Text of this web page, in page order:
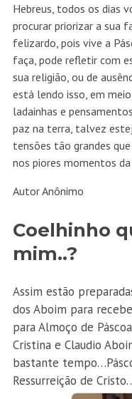
Hebreus, todos os dias
procurar priorizar a sua
felizardo, pois vive a
faça, pode refletir com
sua religião, ou de
está lendo isso, em
ladainhas e
paz na terra, talvez
tensões tão grandes
nos piores momentos
Autor Anônimo
Coelhinho
mim..?
Assim estão
dos Aboim para
para Almoço de
Cristina e Claudio
bastante
Ressurreição de